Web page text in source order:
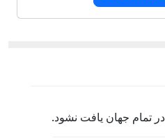
تمام جهان یافت نشود.